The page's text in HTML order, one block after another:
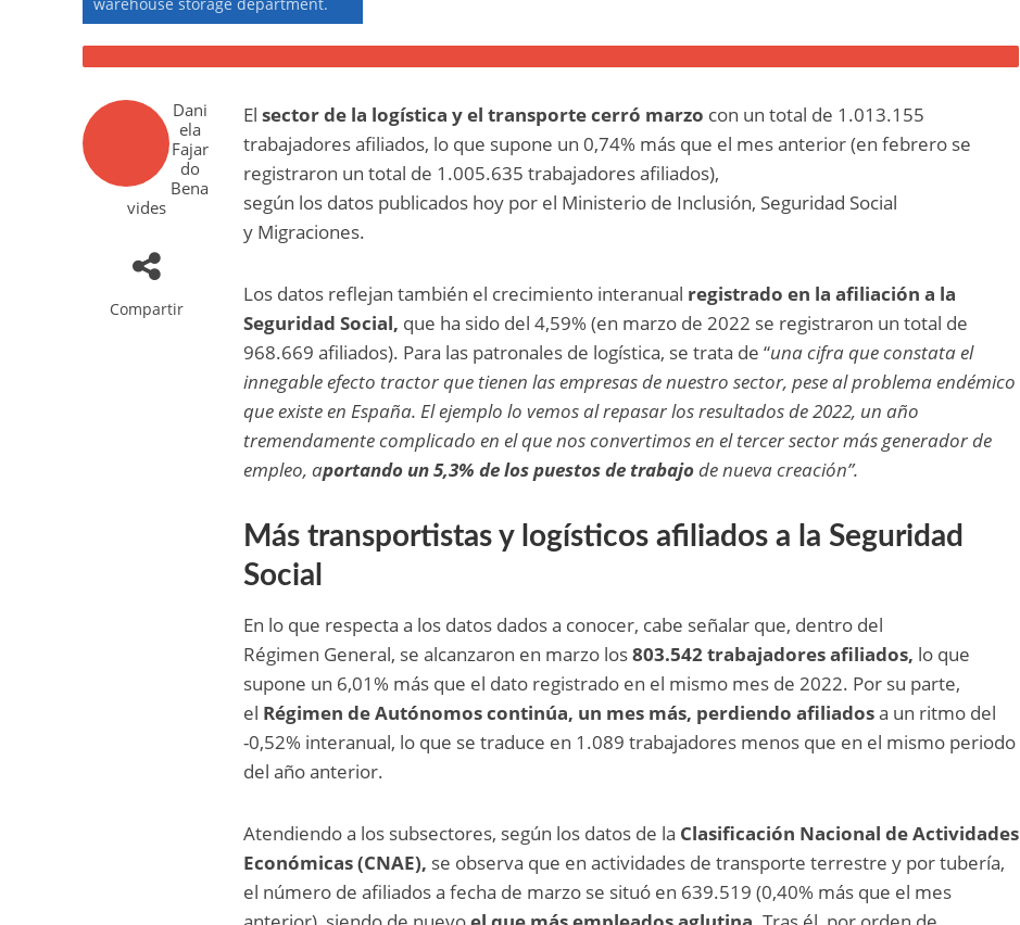
Dani
ela
Fajar
do
Bena
vides
Compartir
Elsector de la logística y el transporte cerró marzo con un total de 1.013.155
trabajadores afiliados, lo que supone un 0,74% más que el mes anterior (en febrero se
registraron un total de 1.005.635 trabajadores afiliados),
según los datos publicados hoy por el Ministerio de Inclusión, Seguridad Social
y Migraciones.
Los datos reflejan también el crecimiento interanual registrado en la afiliación a la
Seguridad Social, que ha sido del 4,59% (en marzo de 2022 se registraron un total de
968.669 afiliados). Para las patronales de logística, se trata de “una cifra que constata el
innegable efecto tractor que tienen las empresas de nuestro sector, pese al problema endémico
que existe en España. El ejemplo lo vemos al repasar los resultados de 2022, un año
tremendamente complicado en el que nos convertimos en el tercer sector más generador de
empleo, aportando un 5,3% de los puestos de trabajode nueva creación”.
Más transportistas y logísticos afiliados a la Seguridad
Social
En lo que respecta a los datos dados a conocer, cabe señalar que, dentro del
Régimen General, se alcanzaron en marzo los803.542 trabajadores afiliados, lo que
supone un 6,01% más que el dato registrado en el mismo mes de 2022. Por su parte,
el Régimen de Autónomos continúa, un mes más, perdiendo afiliadosa un ritmo del
-0,52% interanual, lo que se traduce en 1.089 trabajadores menos que en el mismo periodo
del año anterior.
Atendiendo a los subsectores, según los datos de la Clasificación Nacional de Actividades
Económicas (CNAE), se observa que en actividades de transporte terrestre y por tubería,
el número de afiliados a fecha de marzo se situó en 639.519 (0,40% más que el mes